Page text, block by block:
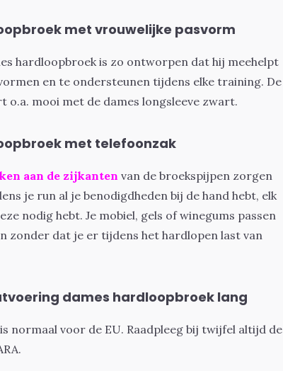
met vrouwelijke pasvorm
hardloopbroek is zo ontworpen dat hij meehelpt
en te ondersteunen tijdens elke training. De
o.a. mooi met de dames longsleeve zwart.
met telefoonzak
aan de zijkanten van de broekspijpen zorgen
je run al je benodigdheden bij de hand hebt, elk
nodig hebt. Je mobiel, gels of winegums passen
zonder dat je er tijdens het hardlopen last van
dames hardloopbroek lang
normaal voor de EU. Raadpleeg bij twijfel altijd de
.